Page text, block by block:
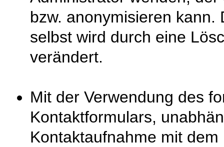
bzw. anonymisieren kann.
selbst wird durch eine
verändert.
Mit der Verwendung des
Kontaktformulars,
Kontaktaufnahme mit